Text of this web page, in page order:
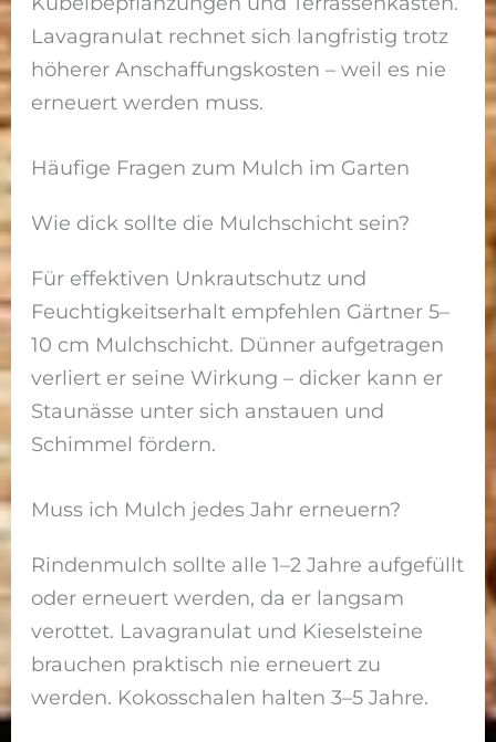
Lavagranulat rechnet sich langfristig trotz
höherer Anschaffungskosten – weil es nie
erneuert werden muss.
Häufige Fragen zum Mulch im Garten
Wie dick sollte die Mulchschicht sein?
Für effektiven Unkrautschutz und
Feuchtigkeitserhalt empfehlen Gärtner 5–
10 cm Mulchschicht. Dünner aufgetragen
verliert er seine Wirkung – dicker kann er
Staunässe unter sich anstauen und
Schimmel fördern.
Muss ich Mulch jedes Jahr erneuern?
Rindenmulch sollte alle 1–2 Jahre aufgefüllt
oder erneuert werden, da er langsam
verottet. Lavagranulat und Kieselsteine
brauchen praktisch nie erneuert zu
werden. Kokosschalen halten 3–5 Jahre.